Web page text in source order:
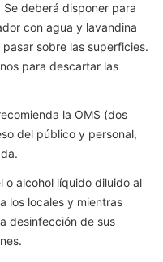
deberá disponer para
con agua y lavandina
sobre las superficies.
para descartar las
la OMS (dos
del público y personal,
o alcohol líquido diluido al
los locales y mientras
desinfección de sus